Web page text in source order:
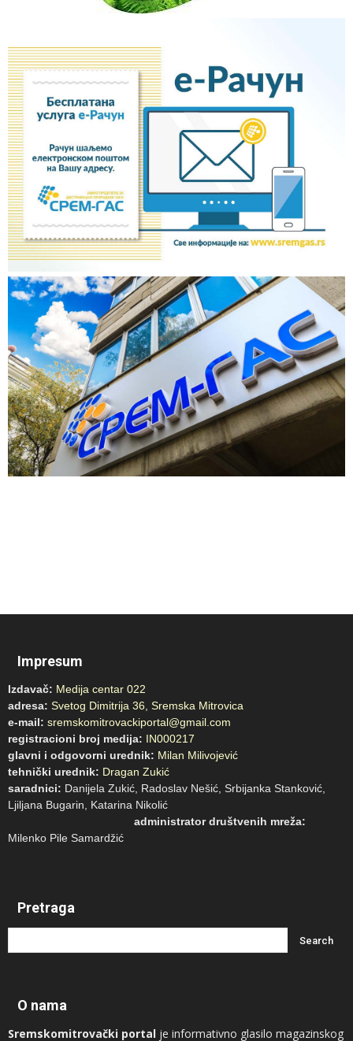
Impresum
Izdavač: Medija centar 022
adresa: Svetog Dimitrija 36, Sremska Mitrovica
e-mail: sremskomitrovackiportal@gmail.com
registracioni broj medija: IN000217
glavni i odgovorni urednik: Milan Milivojević
tehnički urednik: Dragan Zukić
saradnici: Danijela Zukić, Radoslav Nešić, Srbijanka Stanković,
Ljiljana Bugarin, Katarina Nikolić
administrator društvenih mreža:
Milenko Pile Samardžić
Pretraga
O nama
Sremskomitrovački portal je informativno glasilo magazinskog